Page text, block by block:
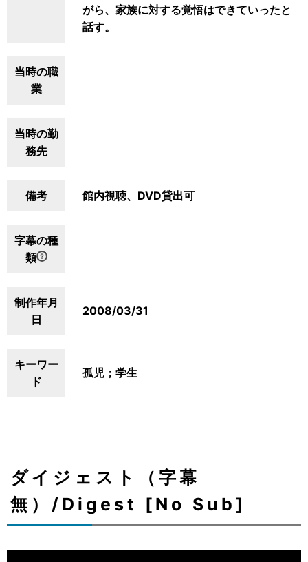
がら、家族に対する覚悟はできていったと
話す。
当時の職
業
当時の勤
務先
備考 館内視聴、DVD貸出可
字幕の種
類
制作年月
日
2008/03/31
キーワー
ド
孤児；学生
ダイジェスト（字幕
無）/Digest [No Sub]